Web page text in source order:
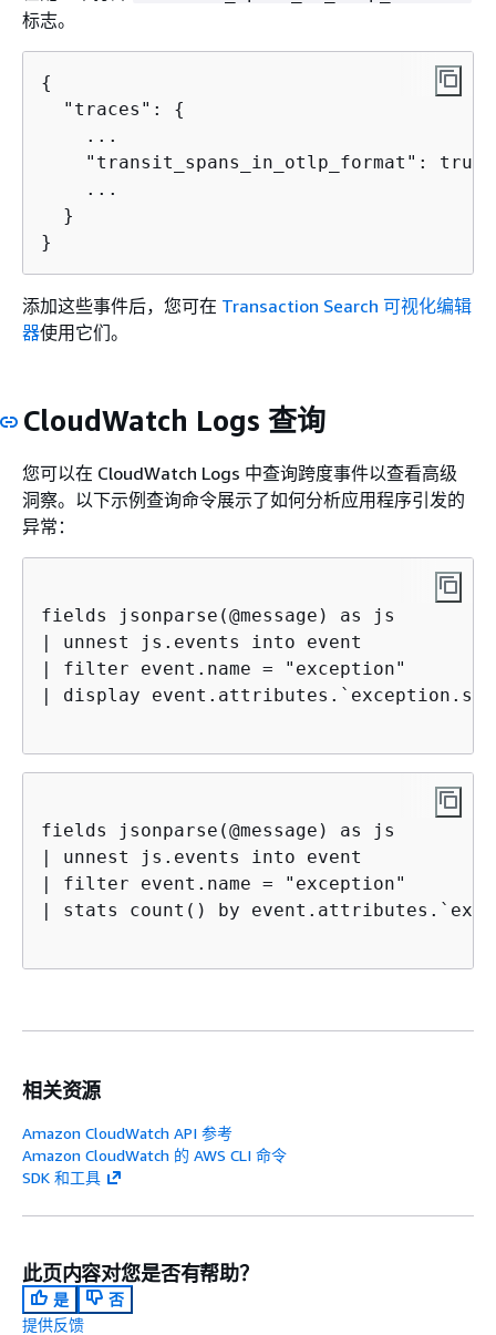
标志。
{
  "traces":
{
    ...
    "transit_spans_in_otlp_format": true
    ...
  }
}
添加这些事件后，您可在 Transaction Search 可视化编辑
器使用它们。
CloudWatch Logs 查询
您可以在 CloudWatch Logs 中查询跨度事件以查看高级
洞察。以下示例查询命令展示了如何分析应用程序引发的
异常：
fields jsonparse(@message) as js
| unnest js.events into event
| filter event.name = "exception"
| display
fields jsonparse(@message) as js
| unnest js.events into event
| filter event.name = "exception"
| stats count() by
相关资源
Amazon CloudWatch API 参考
Amazon CloudWatch 的 AWS CLI 命令
SDK 和工具
此页内容对您是否有帮助？
是
否
提供反馈